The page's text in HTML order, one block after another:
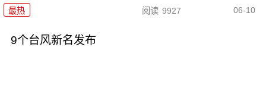
最热 阅读 9927 06-10
9个台风新名发布